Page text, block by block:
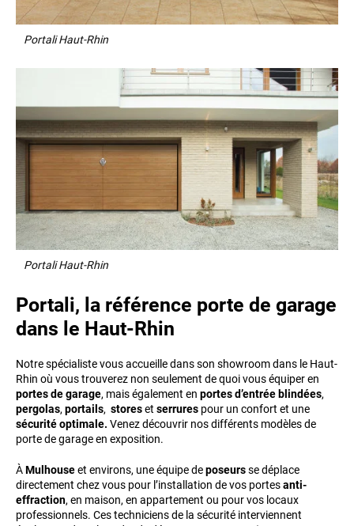
Portali Haut-Rhin
Portali Haut-Rhin
Portali, la référence porte de garage
dans le Haut-Rhin
Notre spécialiste vous accueille dans son showroom dans le Haut-
Rhin où vous trouverez non seulement de quoi vous équiper en
portes de garage, mais également en portes d’entrée blindées,
pergolas, portails, storeset serrures pour un confort et une
sécurité optimale. Venez découvrir nos différents modèles de
porte de garage en exposition.
ÀMulhouseet environs, une équipe deposeursse déplace
directement chez vous pour l’installation de vos portesanti-
effraction, en maison, en appartement ou pour vos locaux
professionnels. Ces techniciens de la sécurité interviennent